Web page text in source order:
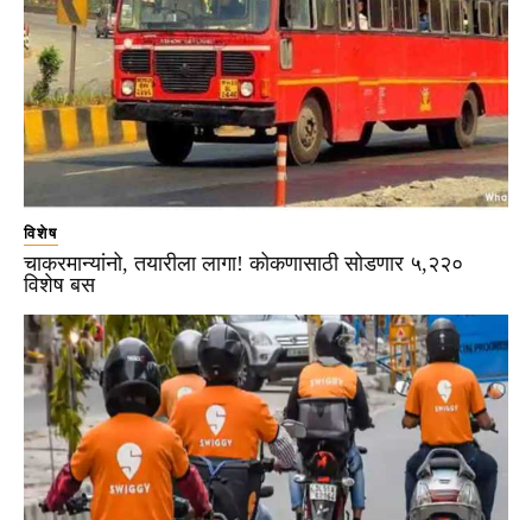
विशेष
चाकरमान्यांनो, तयारीला लागा! कोकणासाठी सोडणार ५,२२०
विशेष बस